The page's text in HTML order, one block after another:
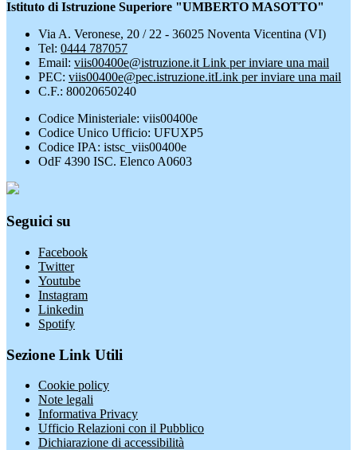
Istituto di Istruzione Superiore "UMBERTO MASOTTO"
Via A. Veronese, 20 / 22 - 36025 Noventa Vicentina (VI)
Tel: 0444 787057
Email: viis00400e@istruzione.it Link per inviare una mail
PEC: viis00400e@pec.istruzione.itLink per inviare una mail
C.F.: 80020650240
Codice Ministeriale: viis00400e
Codice Unico Ufficio: UFUXP5
Codice IPA: istsc_viis00400e
OdF 4390 ISC. Elenco A0603
Seguici su
Facebook
Twitter
Youtube
Instagram
Linkedin
Spotify
Sezione Link Utili
Cookie policy
Note legali
Informativa Privacy
Ufficio Relazioni con il Pubblico
Dichiarazione di accessibilità